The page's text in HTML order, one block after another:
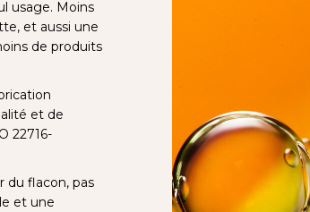
usage. Moins
et aussi une
de produits
et de
22716-
du flacon, pas
et une